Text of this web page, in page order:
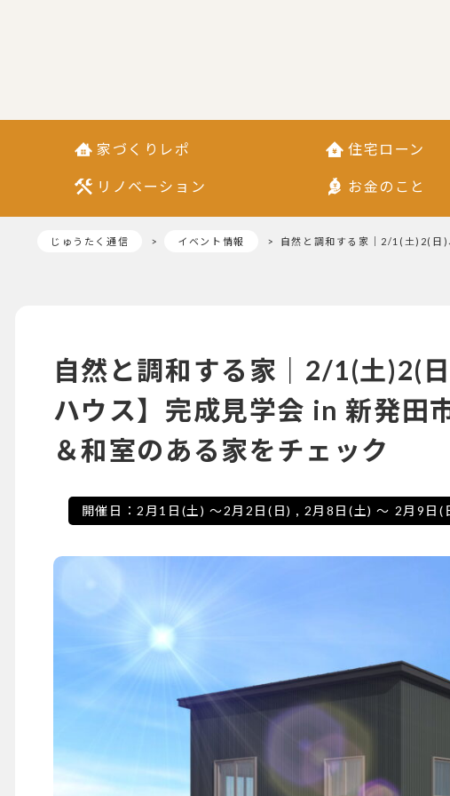
家づくりレポ
リノベーション
住宅ローン
お金のこと
じゅうたく通信 イベント情報 自然と調和する家｜2/1(土)2(日)
自然と調和する家｜2/1(土)2(
ハウス】完成見学会 in 新発田
＆和室のある家をチェック
開催日： 2月1日(土) ～2月2日(日) , 2月8日(土) ～ 2月9日(